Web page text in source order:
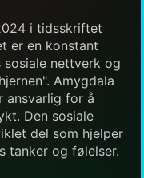
i tidsskriftet
er en konstant
sosiale nettverk og
Amygdala
ansvarlig for å
Den sosiale
del som hjelper
tanker og følelser.